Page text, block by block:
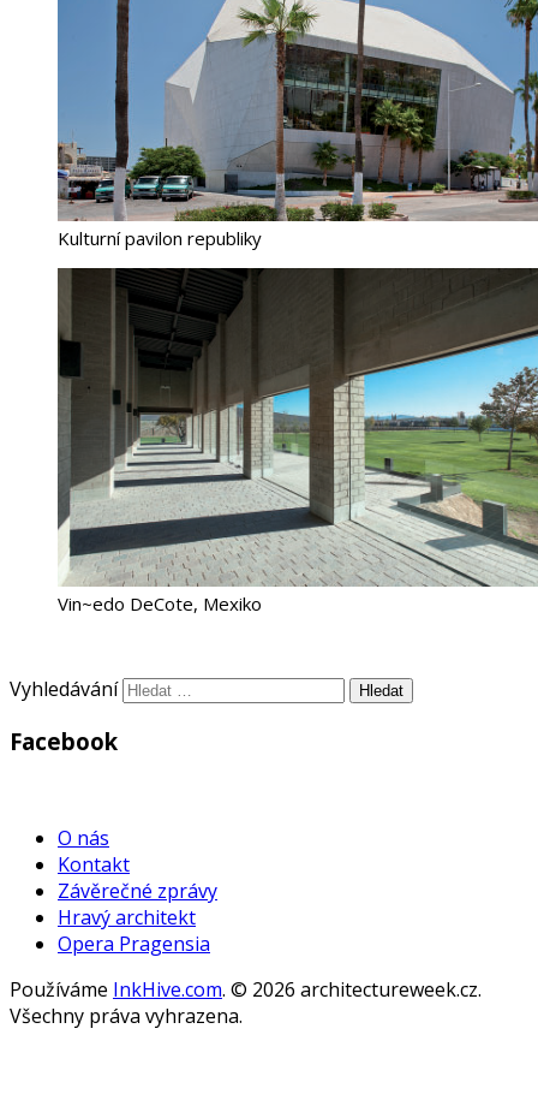
Kulturní pavilon republiky
Vin~edo DeCote, Mexiko
Vyhledávání
Facebook
O nás
Kontakt
Závěrečné zprávy
Hravý architekt
Opera Pragensia
Používáme InkHive.com. © 2026 architectureweek.cz.
Všechny práva vyhrazena.